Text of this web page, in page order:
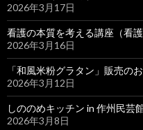
2026年3月17日
看護の本質を考える講座（看護
2026年3月16日
「和風米粉グラタン」販売の
2026年3月12日
しののめキッチン in 作州民芸
2026年3月8日